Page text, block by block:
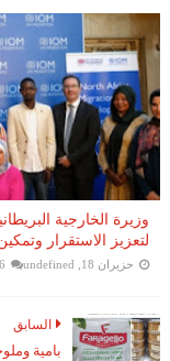
لتعزيز الاستقرار
حزيران 18, 2026 undefined
السابق
بامية